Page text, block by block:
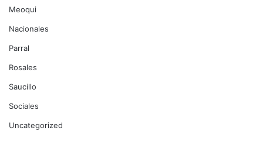
Meoqui
Nacionales
Parral
Rosales
Saucillo
Sociales
Uncategorized